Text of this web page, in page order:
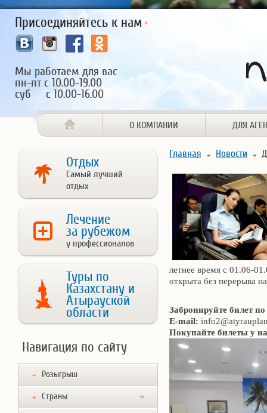
<
Присоединяйтесь к нам
Мы работаем для вас
пн-пт с 10.00-19.00
суб с 10.00-16.00
О КОМПАНИИ ДЛЯ
Отдых
Самый лучший
отдых
Лечение
за рубежом
у профессионалов
Туры по
Казахстану и
Атырауской
области
Навигация по сайту
Розыгрыш
Страны
Главная Новости
летнее время с 01.06-
открыта без перерыва
Забронируйте билет
E-mail:
Покупайте билеты у